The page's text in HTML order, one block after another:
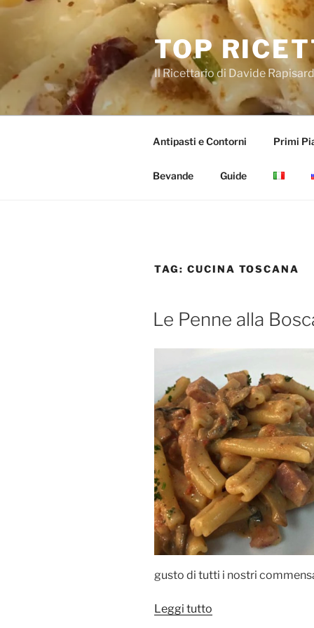
Salta
TOP
Il Ricettario di Davide
Antipasti e Contorni Primi
Bevande Guide
TAG: CUCINA TOSCANA
PUBBLICATO
Le Penne alla
gusto di tutti i nostri
Leggi tutto